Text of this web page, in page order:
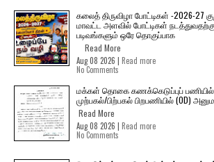
கலைத் திருவிழா போட்டிகள் -2026-27
மாவட்ட அளவில் போட்டிகள்
படிவங்களும் ஒரே தொகுப்பாக
Read More
Aug 08 2026 | Read more
No Comments
மக்கள் தொகை கணக்கெடுப்புப் பணியில்
முற்பகல்/பிற்பகல் பிறபணியில் (OD)
Read More
Aug 08 2026 | Read more
No Comments